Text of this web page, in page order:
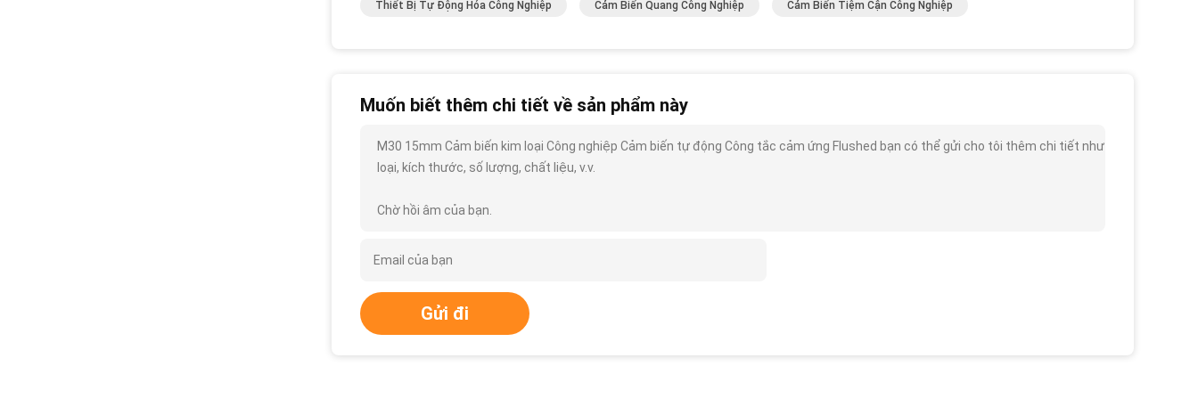
Thiết Bị Tự Động Hóa Công Nghiệp Cảm Biến Quang Công Nghiệp Cảm Biến Tiệm Cận Công Nghiệp
Muốn biết thêm chi tiết về sản phẩm này
M30 15mm Cảm biến kim loại Công nghiệp Cảm biến tự động Công tắc cảm ứng Flushed bạn có thể gửi cho tôi thêm chi tiết như
loại, kích thước, số lượng, chất liệu, v.v.
Chờ hồi âm của bạn.
Gửi đi